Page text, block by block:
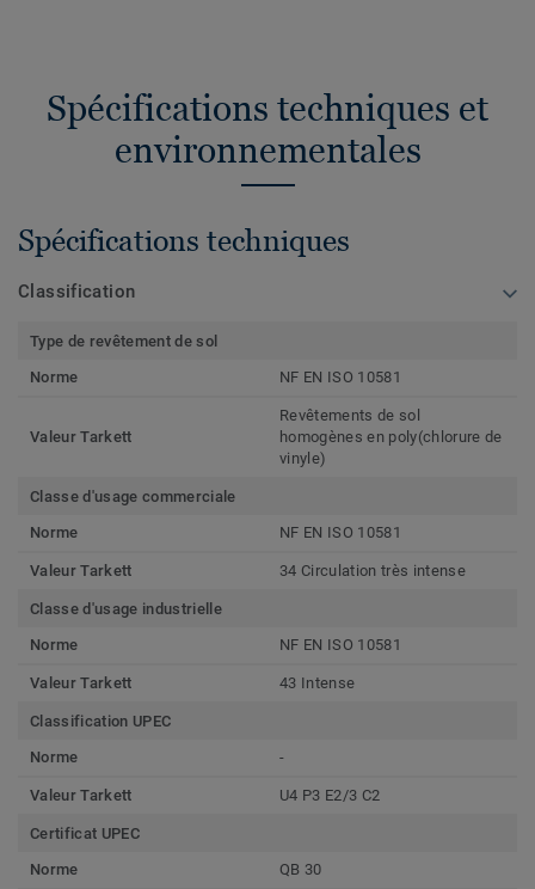
Spécifications techniques et
environnementales
Spécifications techniques
Classification
Type de revêtement de sol
Norme
NF EN ISO 10581
Valeur Tarkett
Revêtements de sol
homogènes en poly(chlorure de
vinyle)
Classe d'usage commerciale
Norme
NF EN ISO 10581
Valeur Tarkett 34 Circulation très intense
Classe d'usage industrielle
Norme
NF EN ISO 10581
Valeur Tarkett 43 Intense
Classification UPEC
Norme
-
Valeur Tarkett U4 P3 E2/3 C2
Certificat UPEC
Norme
QB 30